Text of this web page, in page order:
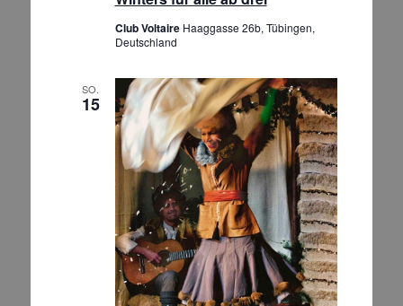
Club Voltaire Haaggasse 26b, Tübingen,
Deutschland
SO.
15